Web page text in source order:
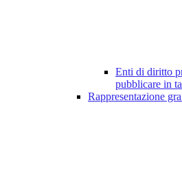
Enti di diritto
pubblicare in
Rappresentazione